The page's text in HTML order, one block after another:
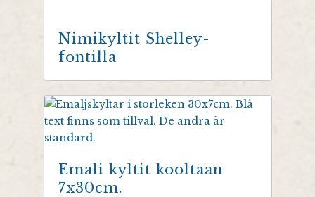
Nimikyltit Shelley-
fontilla
Emali kyltit kooltaan
7x30cm.